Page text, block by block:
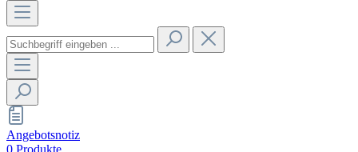
Angebotsnotiz
0 Produkte